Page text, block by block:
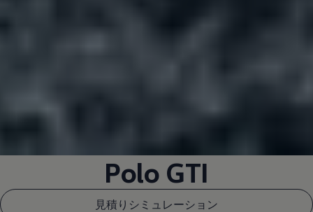
Polo GTI
見積りシミュレーション